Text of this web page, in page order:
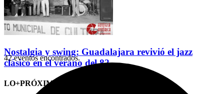
Nostalgia y swing: Guadalajara revivió el jazz
clásico en el verano del 82
LO+PRÓXIMO (CITAS)
42 eventos encontrados.